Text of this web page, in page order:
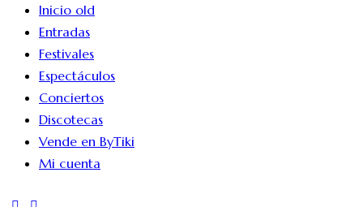
Inicio old
Entradas
Festivales
Espectáculos
Conciertos
Discotecas
Vende en ByTiki
Mi cuenta